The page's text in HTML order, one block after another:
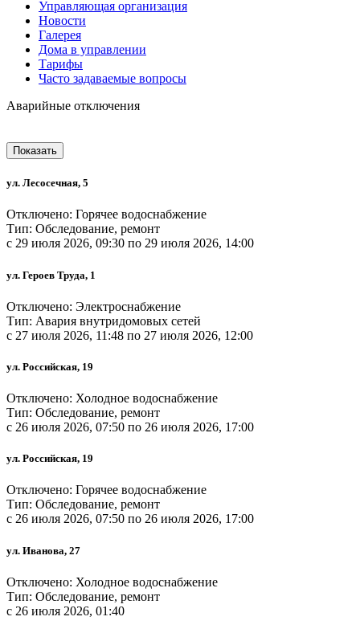
Управляющая организация
Новости
Галерея
Дома в управлении
Тарифы
Часто задаваемые вопросы
Аварийные отключения
Показать
ул. Лесосечная, 5
Отключено: Горячее водоснабжение
Тип: Обследование, ремонт
c 29 июля 2026, 09:30 по 29 июля 2026, 14:00
ул. Героев Труда, 1
Отключено: Электроснабжение
Тип: Авария внутридомовых сетей
c 27 июля 2026, 11:48 по 27 июля 2026, 12:00
ул. Российская, 19
Отключено: Холодное водоснабжение
Тип: Обследование, ремонт
c 26 июля 2026, 07:50 по 26 июля 2026, 17:00
ул. Российская, 19
Отключено: Горячее водоснабжение
Тип: Обследование, ремонт
c 26 июля 2026, 07:50 по 26 июля 2026, 17:00
ул. Иванова, 27
Отключено: Холодное водоснабжение
Тип: Обследование, ремонт
c 26 июля 2026, 01:40